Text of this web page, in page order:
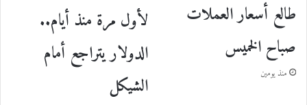
طالع أسعار العملات
صباح الخميس
منذ يومين
لأول مرة منذ أيام..
الدولار يتراجع أمام
الشيكل